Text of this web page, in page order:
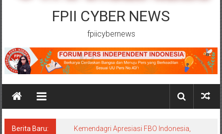
FPII CYBER NEWS
fpiicybernews
Berita Baru:
Kemendagri Apresiasi FBO Indonesia,